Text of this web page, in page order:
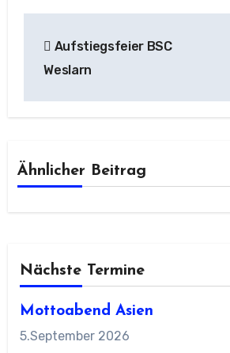
Aufstiegsfeier BSC
Weslarn
Ähnlicher Beitrag
Nächste Termine
Mottoabend Asien
5.September 2026